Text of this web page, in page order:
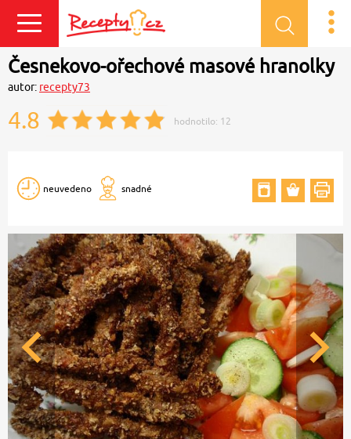
Přihlásit se
Česnekovo-ořechové masové hranolky
autor: recepty73
4.8 hodnotilo: 12
neuvedeno snadné